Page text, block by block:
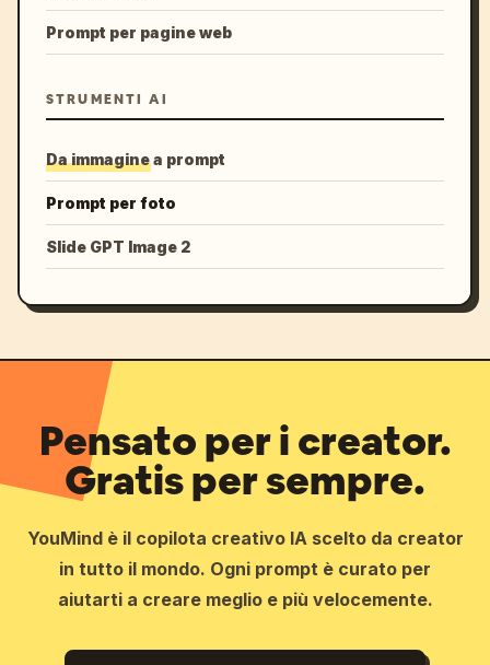
Prompt per pagine web
STRUMENTI AI
Da immagine a prompt
Prompt per foto
Slide GPT Image 2
Pensato per i creator.
Gratis per sempre.
YouMind è il copilota creativo IA scelto da creator
in tutto il mondo. Ogni prompt è curato per
aiutarti a creare meglio e più velocemente.